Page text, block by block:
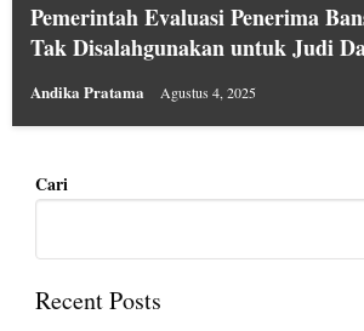
Pemerintah Evaluasi Penerima
Tak Disalahgunakan untuk Judi
Andika Pratama Agustus 4, 2025
Cari
Recent Posts